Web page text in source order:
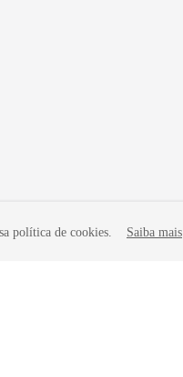
política de cookies. Saiba mais